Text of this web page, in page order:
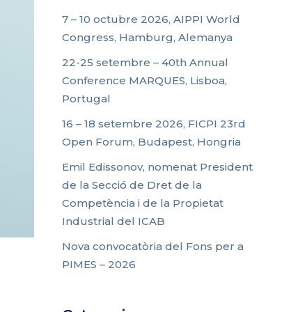
7 – 10 octubre 2026, AIPPI World
Congress, Hamburg, Alemanya
22-25 setembre – 40th Annual
Conference MARQUES, Lisboa,
Portugal
16 – 18 setembre 2026, FICPI 23rd
Open Forum, Budapest, Hongria
Emil Edissonov, nomenat President
de la Secció de Dret de la
Competència i de la Propietat
Industrial del ICAB
Nova convocatòria del Fons per a
PIMES – 2026